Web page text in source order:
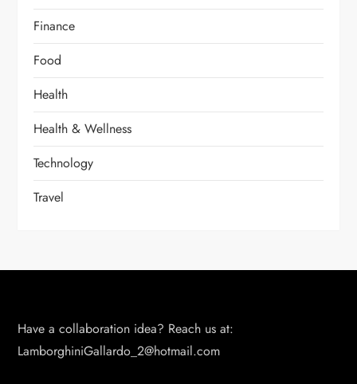
Finance
Food
Health
Health & Wellness
Technology
Travel
Have a collaboration idea? Reach us at:
LamborghiniGallardo_2@hotmail.com